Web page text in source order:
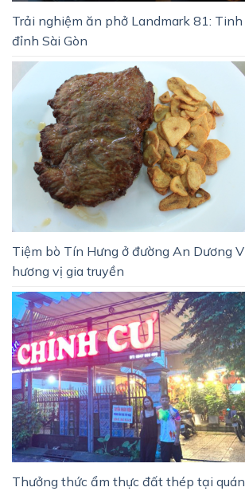
Trải nghiệm ăn phở Landmark 81:
đỉnh Sài Gòn
Tiệm bò Tín Hưng ở đường An Dương
hương vị gia truyền
Thưởng thức ẩm thực đất thép tại